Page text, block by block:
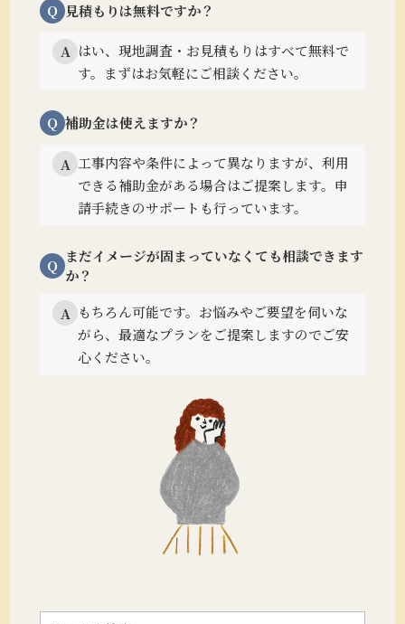
Q 見積もりは無料ですか？
A はい、現地調査・お見積もりはすべて無料で
す。まずはお気軽にご相談ください。
Q 補助金は使えますか？
A 工事内容や条件によって異なりますが、利用
できる補助金がある場合はご提案します。 申
請手続きのサポートも行っています。
Q
まだイメージが固まっていなくても相談できます
か？
A もちろん可能です。 お悩みやご要望を伺いな
がら、最適なプランをご提案しますのでご安
心ください。